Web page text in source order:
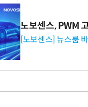
노보센스, PWM
[노보센스] 뉴스룸